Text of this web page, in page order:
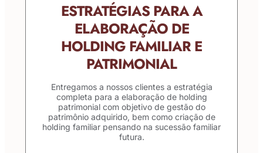
ESTRATÉGIAS PARA A
ELABORAÇÃO DE
HOLDING FAMILIAR E
PATRIMONIAL
Entregamos a nossos clientes a estratégia
completa para a elaboração de holding
patrimonial com objetivo de gestão do
patrimônio adquirido, bem como criação de
holding familiar pensando na sucessão familiar
futura.